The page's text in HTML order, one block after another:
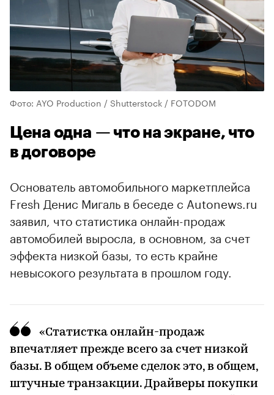
Фото: AYO Production / Shutterstock / FOTODOM
Цена одна — что на экране, что
в договоре
Основатель автомобильного маркетплейса
Fresh Денис Мигаль в беседе с Autonews.ru
заявил, что статистика онлайн-продаж
автомобилей выросла, в основном, за счет
эффекта низкой базы, то есть крайне
невысокого результата в прошлом году.
«Статистка онлайн-продаж
впечатляет прежде всего за счет низкой
базы. В общем объеме сделок это, в общем,
штучные транзакции. Драйверы покупки